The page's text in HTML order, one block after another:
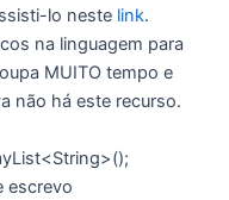
lo neste link.
na linguagem para
MUITO tempo e
não há este recurso.
escrevo